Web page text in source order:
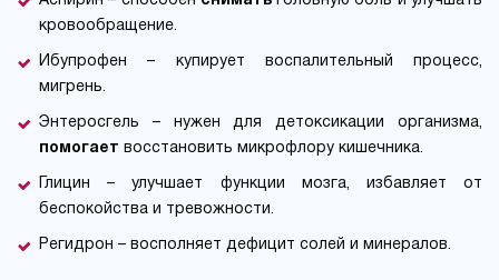
кровообращение.
Ибупрофен – купирует воспалительный процесс,
мигрень.
Энтеросгель – нужен для детоксикации организма,
помогает восстановить микрофлору кишечника.
Глицин – улучшает функции мозга, избавляет от
беспокойства и тревожности.
Регидрон – восполняет дефицит солей и минералов.